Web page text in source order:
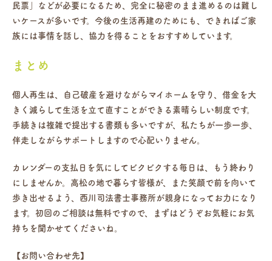
民票」などが必要になるため、完全に秘密のまま進めるのは難し
いケースが多いです。今後の生活再建のためにも、できればご家
族には事情を話し、協力を得ることをおすすめしています。
まとめ
個人再生は、自己破産を避けながらマイホームを守り、借金を大
きく減らして生活を立て直すことができる素晴らしい制度です。
手続きは複雑で提出する書類も多いですが、私たちが一歩一歩、
伴走しながらサポートしますので心配いりません。
カレンダーの支払日を気にしてビクビクする毎日は、もう終わり
にしませんか。高松の地で暮らす皆様が、また笑顔で前を向いて
歩き出せるよう、西川司法書士事務所が親身になってお力になり
ます。初回のご相談は無料ですので、まずはどうぞお気軽にお気
持ちを聞かせてくださいね。
【お問い合わせ先】